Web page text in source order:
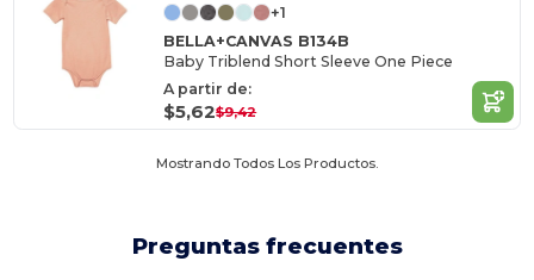
+1
BELLA+CANVAS B134B
Baby Triblend Short Sleeve One Piece
A partir de:
$5,62$9,42
Mostrando Todos Los Productos.
Preguntas frecuentes